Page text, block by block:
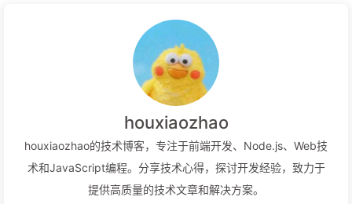
houxiaozhao
houxiaozhao的技术博客，专注于前端开发、Node.js、Web技
术和JavaScript编程。分享技术心得，探讨开发经验，致力于
提供高质量的技术文章和解决方案。